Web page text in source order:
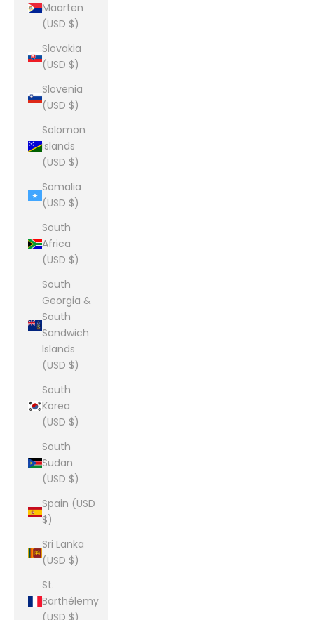
Maarten
(USD $)
Slovakia
(USD $)
Slovenia
(USD $)
Solomon
Islands
(USD $)
Somalia
(USD $)
South
Africa
(USD $)
South
Georgia &
South
Sandwich
Islands
(USD $)
South
Korea
(USD $)
South
Sudan
(USD $)
Spain (USD
$)
Sri Lanka
(USD $)
St.
Barthélemy